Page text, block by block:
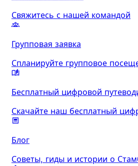
Свяжитесь с нашей командой
Групповая заявка
Спланируйте групповое
Бесплатный цифровой
Скачайте наш бесплатный
Блог
Советы, гиды и истории о